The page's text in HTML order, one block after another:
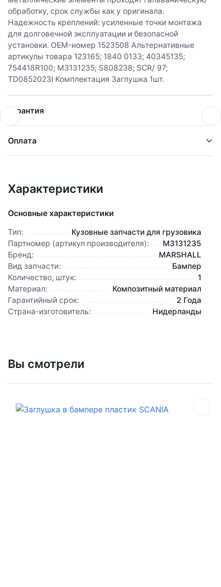
обработку, срок службы как у оригинала.
Надежность креплений: усиленные точки монтажа
для долговечной эксплуатации и безопасной
установки. OEM-номер 1523508 Альтернативные
артикулы товара 123165; 1840 0133; 40345135;
754418R100; M3131235; S808238; SCR/ 97;
TD0852023I Комплектация Заглушка 1шт.
Гарантия
Оплата
Характеристики
Основные характеристики
Тип:
Кузовные запчасти для грузовика
Партномер (артикул производителя):
M3131235
Бренд:
MARSHALL
Вид запчасти:
Бампер
Количество, штук:
1
Материал:
Композитный материал
Гарантийный срок:
2 Года
Страна-изготовитель:
Нидерланды
Вы смотрели